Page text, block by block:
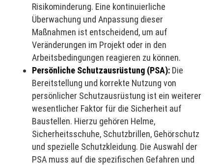
Risikominderung. Eine kontinuierliche
Überwachung und Anpassung dieser
Maßnahmen ist entscheidend, um auf
Veränderungen im Projekt oder in den
Arbeitsbedingungen reagieren zu können.
Persönliche Schutzausrüstung (PSA): Die
Bereitstellung und korrekte Nutzung von
persönlicher Schutzausrüstung ist ein weiterer
wesentlicher Faktor für die Sicherheit auf
Baustellen. Hierzu gehören Helme,
Sicherheitsschuhe, Schutzbrillen, Gehörschutz
und spezielle Schutzkleidung. Die Auswahl der
PSA muss auf die spezifischen Gefahren und